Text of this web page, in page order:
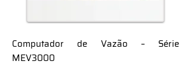
Computador de Vazão – Série
MEV3000